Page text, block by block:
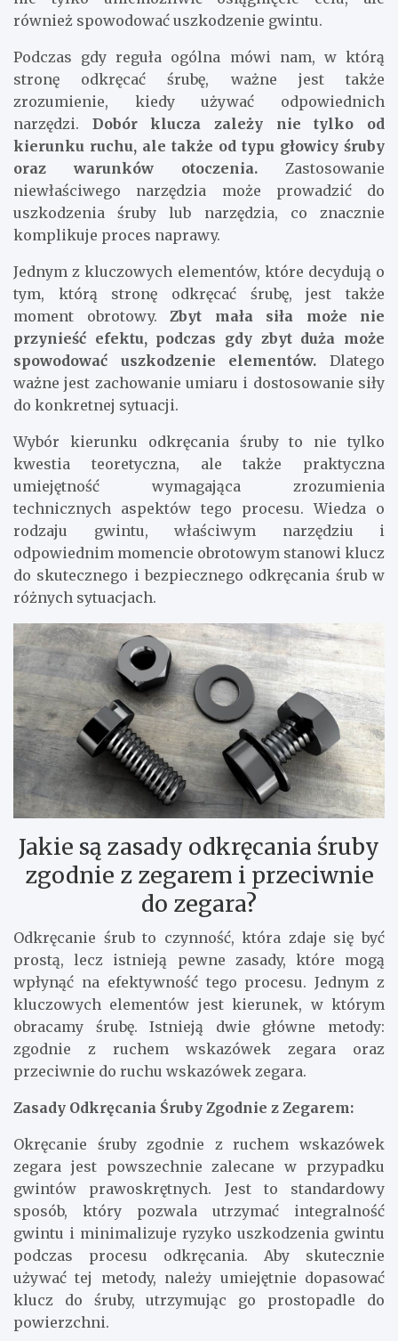
również spowodować uszkodzenie gwintu.
Podczas gdy reguła ogólna mówi nam, w którą
stronę odkręcać śrubę, ważne jest także
zrozumienie, kiedy używać odpowiednich
narzędzi. Dobór klucza zależy nie tylko od
kierunku ruchu, ale także od typu głowicy śruby
oraz warunków otoczenia. Zastosowanie
niewłaściwego narzędzia może prowadzić do
uszkodzenia śruby lub narzędzia, co znacznie
komplikuje proces naprawy.
Jednym z kluczowych elementów, które decydują o
tym, którą stronę odkręcać śrubę, jest także
moment obrotowy. Zbyt mała siła może nie
przynieść efektu, podczas gdy zbyt duża może
spowodować uszkodzenie elementów. Dlatego
ważne jest zachowanie umiaru i dostosowanie siły
do konkretnej sytuacji.
Wybór kierunku odkręcania śruby to nie tylko
kwestia teoretyczna, ale także praktyczna
umiejętność wymagająca zrozumienia
technicznych aspektów tego procesu. Wiedza o
rodzaju gwintu, właściwym narzędziu i
odpowiednim momencie obrotowym stanowi klucz
do skutecznego i bezpiecznego odkręcania śrub w
różnych sytuacjach.
Jakie są zasady odkręcania śruby
zgodnie z zegarem i przeciwnie
do zegara?
Odkręcanie śrub to czynność, która zdaje się być
prostą, lecz istnieją pewne zasady, które mogą
wpłynąć na efektywność tego procesu. Jednym z
kluczowych elementów jest kierunek, w którym
obracamy śrubę. Istnieją dwie główne metody:
zgodnie z ruchem wskazówek zegara oraz
przeciwnie do ruchu wskazówek zegara.
Zasady Odkręcania Śruby Zgodnie z Zegarem:
Okręcanie śruby zgodnie z ruchem wskazówek
zegara jest powszechnie zalecane w przypadku
gwintów prawoskrętnych. Jest to standardowy
sposób, który pozwala utrzymać integralność
gwintu i minimalizuje ryzyko uszkodzenia gwintu
podczas procesu odkręcania. Aby skutecznie
używać tej metody, należy umiejętnie dopasować
klucz do śruby, utrzymując go prostopadle do
powierzchni.